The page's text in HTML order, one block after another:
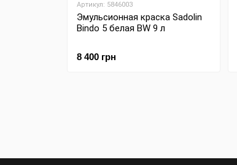
Артикул: 5846003
Эмульсионная краска Sadolin
Bindo 5 белая BW 9 л
8 400 грн